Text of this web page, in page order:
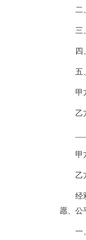
二
三
四
五
甲
乙
甲
乙
经
愿、公
一